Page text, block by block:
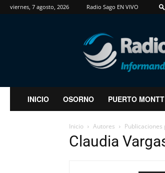
viernes, 7 agosto, 2026 Radio Sago EN VIVO
RadioSago
INICIO OSORNO PUERTO MONTT
Inicio Autores Publicaciones
Claudia